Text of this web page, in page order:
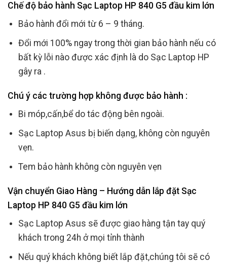
Chế độ bảo hành Sạc Laptop HP 840 G5 đầu kim lớn
Bảo hành đổi mới từ 6 – 9 tháng.
Đổi mới 100% ngay trong thời gian bảo hành nếu có
bất kỳ lỗi nào được xác định là do Sạc Laptop HP
gây ra .
Chú ý các trường hợp không được bảo hành :
Bi móp,cấn,bể do tác động bên ngoài.
Sạc Laptop Asus bị biến dạng, không còn nguyên
vẹn.
Tem bảo hành không còn nguyên vẹn
Vận chuyển Giao Hàng – Hướng dẫn lắp đặt Sạc
Laptop HP 840 G5 đầu kim lớn
Sạc Laptop Asus sẽ được giao hàng tận tay quý
khách trong 24h ở mọi tỉnh thành
Nếu quý khách không biết lắp đặt,chúng tôi sẽ có